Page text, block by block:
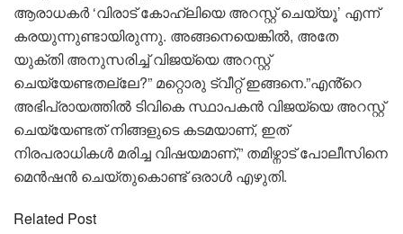
ആരാധകർ ‘വിരാട് കോഹ്‌ലിയെ അറസ്റ്റ് ചെയ്യൂ’ എന്ന്
കരയുന്നുണ്ടായിരുന്നു. അങ്ങനെയെങ്കിൽ, അതേ
യുക്തി അനുസരിച്ച് വിജയ്‌യെ അറസ്റ്റ്
ചെയ്യേണ്ടതല്ലേ?” മറ്റൊരു ട്വീറ്റ് ഇങ്ങനെ.”എൻ്റെ
അഭിപ്രായത്തിൽ ടിവികെ സ്ഥാപകൻ വിജയ്‌യെ അറസ്റ്റ്
ചെയ്യേണ്ടത് നിങ്ങളുടെ കടമയാണ്, ഇത്
നിരപരാധികൾ മരിച്ച വിഷയമാണ്,” തമിഴ്നാട് പോലീസിനെ
മെൻഷൻ ചെയ്തുകൊണ്ട് ഒരാൾ എഴുതി.
Related Post